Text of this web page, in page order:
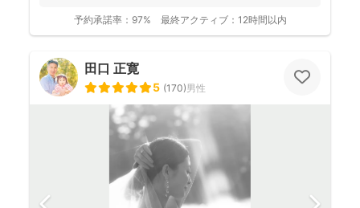
予約承諾率： 97% 最終アクティブ： 12時間以内
田口 正寛
5 (170)男性